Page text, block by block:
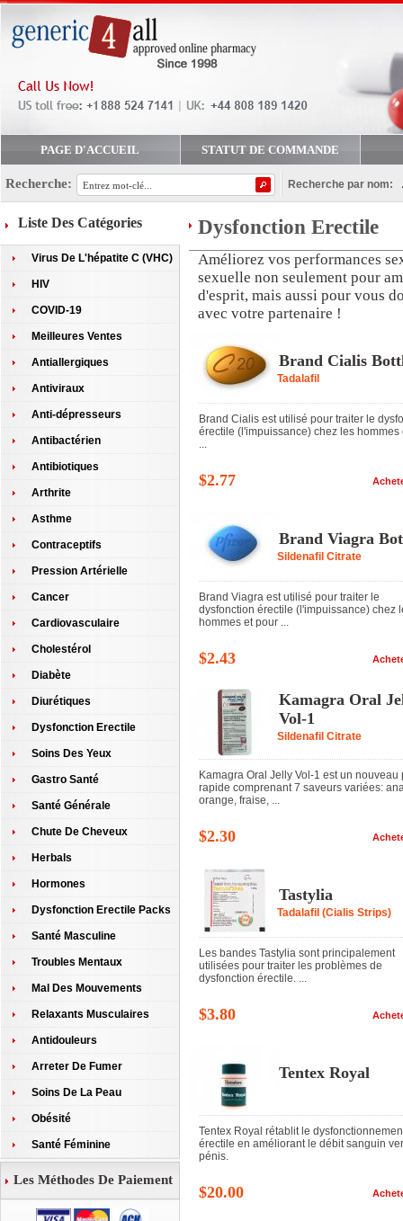
PAGE D'ACCUEIL STATUT DE COMMANDE
Recherche: Recherche par nom:
Liste Des Catégories
Virus De L'hépatite C (VHC)
HIV
COVID-19
Meilleures Ventes
Antiallergiques
Antiviraux
Anti-dépresseurs
Antibactérien
Antibiotiques
Arthrite
Asthme
Contraceptifs
Pression Artérielle
Cancer
Cardiovasculaire
Cholestérol
Diabète
Diurétiques
Dysfonction Erectile
Soins Des Yeux
Gastro Santé
Santé Générale
Chute De Cheveux
Herbals
Hormones
Dysfonction Erectile Packs
Santé Masculine
Troubles Mentaux
Mal Des Mouvements
Relaxants Musculaires
Antidouleurs
Arreter De Fumer
Soins De La Peau
Obésité
Santé Féminine
Les Méthodes De Paiement
Dysfonction Erectile
Améliorez vos performances
sexuelle non seulement pour
d'esprit, mais aussi pour vous
avec votre partenaire !
Brand Cialis
Tadalafil
Brand Cialis est utilisé pour traiter le
érectile (l'impuissance) chez les hommes
...
$2.77
Brand Viagra
Sildenafil Citrate
Brand Viagra est utilisé pour traiter le
dysfonction érectile (l'impuissance) chez
hommes et pour ...
$2.43
Kamagra Oral
Vol-1
Sildenafil Citrate
Kamagra Oral Jelly Vol-1 est un nouveau
rapide comprenant 7 saveurs variées:
orange, fraise, ...
$2.30
Tastylia
Tadalafil (Cialis Strips)
Les bandes Tastylia sont principalement
utilisées pour traiter les problèmes de
dysfonction érectile. ...
$3.80
Tentex Royal
Tentex Royal rétablit le
érectile en améliorant le débit sanguin
pénis.
$20.00